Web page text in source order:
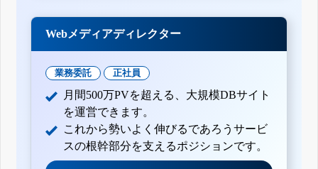
Webメディアディレクター
業務委託 正社員
月間500万PVを超える、大規模DBサイト
を運営できます。
これから勢いよく伸びるであろうサービ
スの根幹部分を支えるポジションです。